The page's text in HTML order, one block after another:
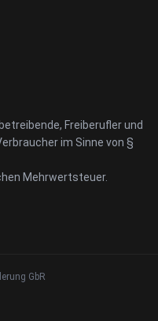
Freiberufler und
im Sinne von §
Mehrwertsteuer.
GbR